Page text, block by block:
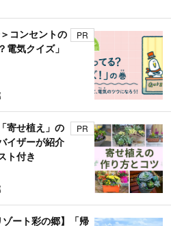
コンセントの
電気クイズ」
PR
寄せ植え」の
イザーが紹介
ト付き
PR
ート彩の郷】「帰